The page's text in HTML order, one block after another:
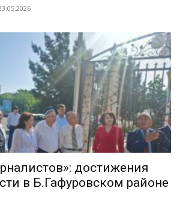
достижения
в Б.Гафуровском районе